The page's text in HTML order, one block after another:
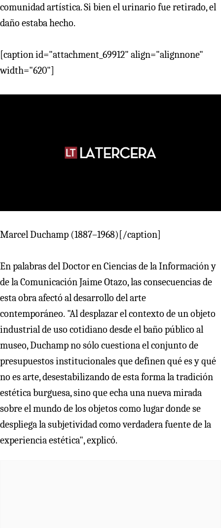
comunidad artística. Si bien el urinario fue retirado, el
daño estaba hecho.
[caption id="attachment_69912" align="alignnone"
width="620"]
Marcel Duchamp (1887–1968)[/caption]
En palabras del Doctor en Ciencias de la Información y
de la Comunicación Jaime Otazo, las consecuencias de
esta obra afectó al desarrollo del arte
contemporáneo. "Al desplazar el contexto de un objeto
industrial de uso cotidiano desde el baño público al
museo, Duchamp no sólo cuestiona el conjunto de
presupuestos institucionales que definen qué es y qué
no es arte, desestabilizando de esta forma la tradición
estética burguesa, sino que echa una nueva mirada
sobre el mundo de los objetos como lugar donde se
despliega la subjetividad como verdadera fuente de la
experiencia estética", explicó.